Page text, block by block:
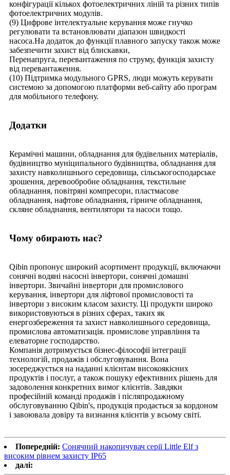
конфігурації кількох фотоелектричних ліній та різних типів
фотоелектричних модулів.
(9) Цифрове інтелектуальне керування може гнучко
регулювати та встановлювати діапазон швидкості
насоса.На додаток до функції плавного запуску також може
забезпечити захист від блискавки,
Перенапруга, перевантаження по струму, функція захисту
від перевантаження.
(10) Підтримка модульного GPRS, люди можуть керувати
системою за допомогою платформи веб-сайту або програм
для мобільного телефону.
Додатки
Керамічні машини, обладнання для будівельних матеріалів,
будівництво муніципального будівництва, обладнання для
захисту навколишнього середовища, сільськогосподарське
зрошення, деревообробне обладнання, текстильне
обладнання, повітряні компресори, пластмасове
обладнання, нафтове обладнання, гірниче обладнання,
скляне обладнання, вентилятори та насоси тощо.
Чому обирають нас?
Qibin пропонує широкий асортимент продукції, включаючи
сонячні водяні насосні інвертори, сонячні домашні
інвертори. Звичайні інвертори для промислового
керування, інвертори для ліфтової промисловості та
інвертори з високим класом захисту. Ці продукти широко
використовуються в різних сферах, таких як
енергозбереження та захист навколишнього середовища,
промислова автоматизація. промислове управління та
елеваторне господарство.
Компанія дотримується бізнес-філософії інтеграції
технологій, продажів і обслуговування. Вона
зосереджується на наданні клієнтам високоякісних
продуктів і послуг, а також пошуку ефективних рішень для
задоволення конкретних вимог клієнтів. Завдяки
професійній команді продажів і післяпродажному
обслуговуванню Qibin's, продукція продається за кордоном
і завоювала довіру та визнання клієнтів у всьому світі.
Попередній: Сонячний накопичувач серії Little Elf з
високим рівнем захисту IP65
далі: